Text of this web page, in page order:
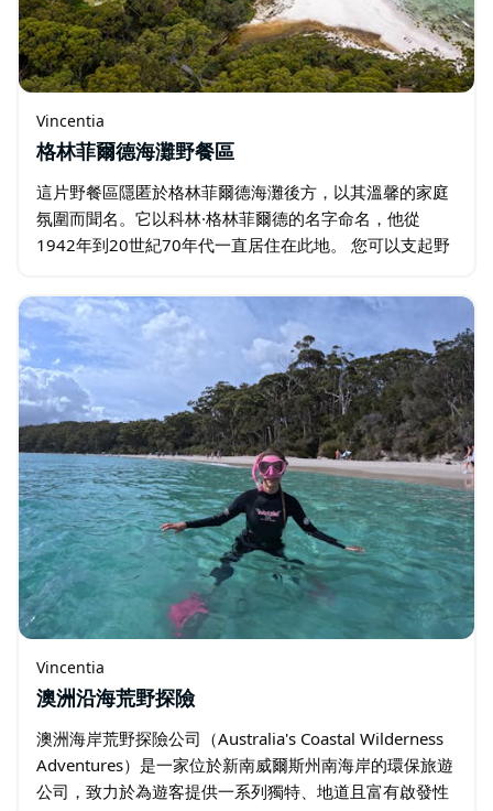
Vincentia
格林菲爾德海灘野餐區
這片野餐區隱匿於格林菲爾德海灘後方，以其溫馨的家庭
氛圍而聞名。它以科林·格林菲爾德的名字命名，他從
1942年到20世紀70年代一直居住在此地。 您可以支起野
涼亭同時也是戶外教室…
Vincentia
澳洲沿海荒野探險
澳洲海岸荒野探險公司（Australia's Coastal Wilderness
Adventures）是一家位於新南威爾斯州南海岸的環保旅遊
公司，致力於為遊客提供一系列獨特、地道且富有啟發性